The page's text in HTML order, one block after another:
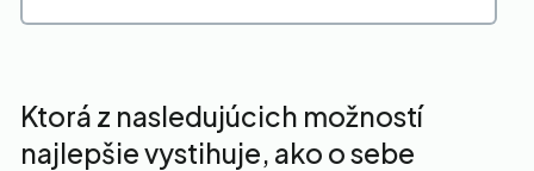
Ktorá z nasledujúcich možností
najlepšie vystihuje, ako o sebe